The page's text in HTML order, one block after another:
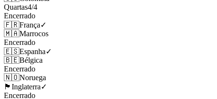
Quartas4/4
Encerrado
🇫🇷França✓
🇲🇦Marrocos
Encerrado
🇪🇸Espanha✓
🇧🇪Bélgica
Encerrado
🇳🇴Noruega
🏴󠁧󠁢󠁥󠁮󠁧󠁿 Inglaterra✓
Encerrado